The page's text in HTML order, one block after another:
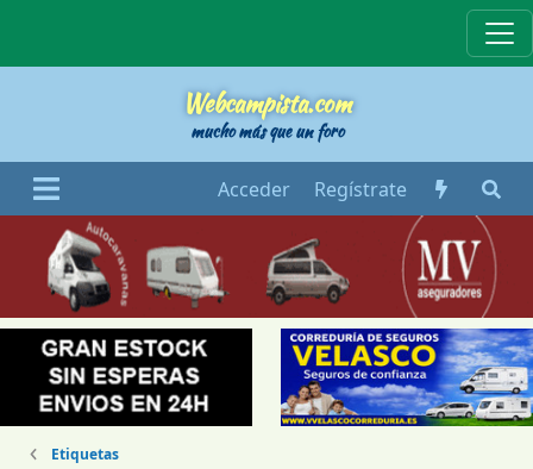
Webcampista.com
mucho más que un foro
Acceder Regístrate
Etiquetas